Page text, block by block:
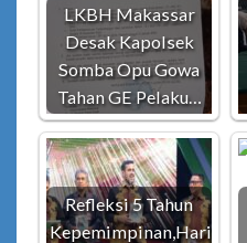
LKBH Makassar
Desak Kapolsek
Somba Opu Gowa
Tahan GE Pelaku…
Refleksi 5 Tahun
Kepemimpinan,Hari